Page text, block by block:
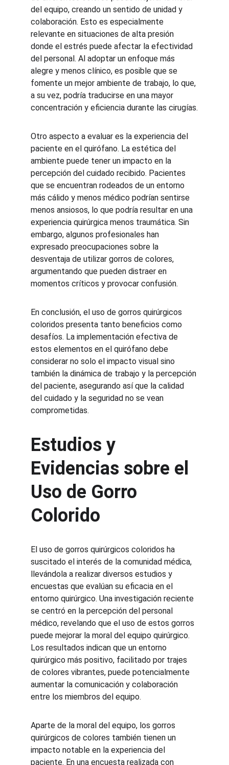
del equipo, creando un sentido de unidad y
colaboración. Esto es especialmente
relevante en situaciones de alta presión
donde el estrés puede afectar la efectividad
del personal. Al adoptar un enfoque más
alegre y menos clínico, es posible que se
fomente un mejor ambiente de trabajo, lo que,
a su vez, podría traducirse en una mayor
concentración y eficiencia durante las cirugías.
Otro aspecto a evaluar es la experiencia del
paciente en el quirófano. La estética del
ambiente puede tener un impacto en la
percepción del cuidado recibido. Pacientes
que se encuentran rodeados de un entorno
más cálido y menos médico podrían sentirse
menos ansiosos, lo que podría resultar en una
experiencia quirúrgica menos traumática. Sin
embargo, algunos profesionales han
expresado preocupaciones sobre la
desventaja de utilizar gorros de colores,
argumentando que pueden distraer en
momentos críticos y provocar confusión.
En conclusión, el uso de gorros quirúrgicos
coloridos presenta tanto beneficios como
desafíos. La implementación efectiva de
estos elementos en el quirófano debe
considerar no solo el impacto visual sino
también la dinámica de trabajo y la percepción
del paciente, asegurando así que la calidad
del cuidado y la seguridad no se vean
comprometidas.
Estudios y
Evidencias sobre el
Uso de Gorro
Colorido
El uso de gorros quirúrgicos coloridos ha
suscitado el interés de la comunidad médica,
llevándola a realizar diversos estudios y
encuestas que evalúan su eficacia en el
entorno quirúrgico. Una investigación reciente
se centró en la percepción del personal
médico, revelando que el uso de estos gorros
puede mejorar la moral del equipo quirúrgico.
Los resultados indican que un entorno
quirúrgico más positivo, facilitado por trajes
de colores vibrantes, puede potencialmente
aumentar la comunicación y colaboración
entre los miembros del equipo.
Aparte de la moral del equipo, los gorros
quirúrgicos de colores también tienen un
impacto notable en la experiencia del
paciente. En una encuesta realizada con